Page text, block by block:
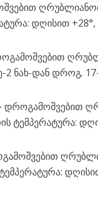
დღისით
2 ნახ-დან დროგ.
დროგამოშვებით
ტემპერატურა: